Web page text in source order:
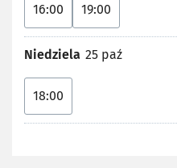
16:00 19:00
Niedziela 25 paź
18:00